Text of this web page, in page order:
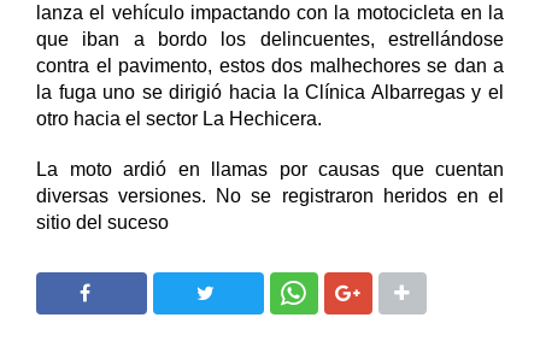
lanza el vehículo impactando con la motocicleta en la
que iban a bordo los delincuentes, estrellándose
contra el pavimento, estos dos malhechores se dan a
la fuga uno se dirigió hacia la Clínica Albarregas y el
otro hacia el sector La Hechicera.
La moto ardió en llamas por causas que cuentan
diversas versiones.
No se registraron heridos en el
sitio del suceso